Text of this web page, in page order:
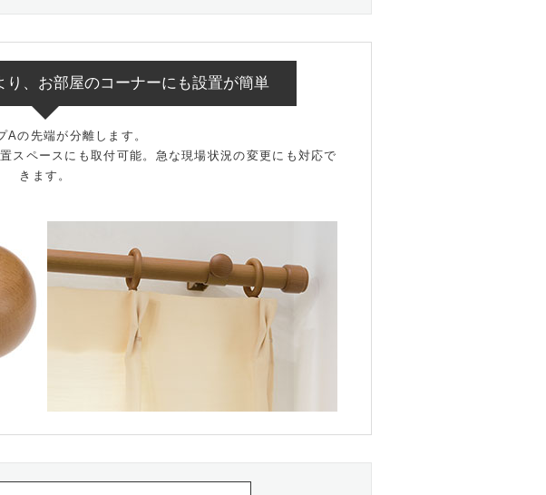
り、お部屋のコーナーにも設置が簡単
Aの先端が分離します。
スペースにも取付可能。急な現場状況の変更にも対応で
きます。